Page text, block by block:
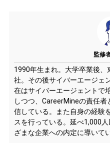
監修
1990年生まれ。大学卒業後、
社。その後サイバーエージェ
在はサイバーエージェントで
しつつ、CareerMineの責任
信している。また自身の経験
スを行っている。延べ1,000
ざまな企業への内定に導いてい